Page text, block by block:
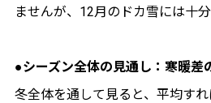
ませんが、12月のドカ雪には十
●シーズン全体の見通し：寒暖差
冬全体を通して見ると、平均す